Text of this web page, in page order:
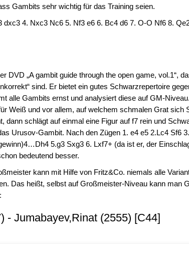
Gambits sehr wichtig für das Training seien.
dxc3 4. Nxc3 Nc6 5. Nf3 e6 6. Bc4 d6 7. O-O Nf6 8.
DVD „A gambit guide through the open game, vol.1“,
sind. Er bietet ein gutes Schwarzrepertoire
alle Gambits ernst und analysiert diese auf GM-
Weiß und vor allem, auf welchem schmalen Grat sich
dann schlägt auf einmal eine Figur auf f7 rein und
Urusov-Gambit. Nach den Zügen 1. e4 e5 2.Lc4 Sf6
5.g3 Sxg3 6. Lxf7+ (da ist er, der
bedeutend besser.
kann mit Hilfe von Fritz&Co. niemals alle
Das heißt, selbst auf Großmeister-Niveau kann man
- Jumabayev,Rinat (2555) [C44]